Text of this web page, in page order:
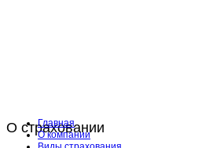
О страховании
Главная
О компании